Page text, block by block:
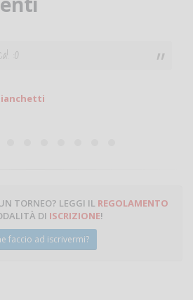
:O
TORNEO? LEGGI IL REGOLAMENTO
DI ISCRIZIONE!
faccio ad iscrivermi?